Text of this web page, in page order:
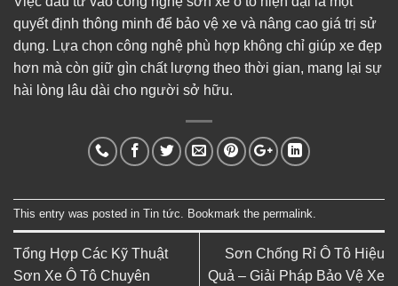
quyết định thông minh để bảo vệ xe và nâng cao giá trị sử
dụng. Lựa chọn công nghệ phù hợp không chỉ giúp xe đẹp
hơn mà còn giữ gìn chất lượng theo thời gian, mang lại sự
hài lòng lâu dài cho người sở hữu.
This entry was posted in Tin tức. Bookmark the permalink.
Tổng Hợp Các Kỹ Thuật
Sơn Xe Ô Tô Chuyên
Sơn Chống Rỉ Ô Tô Hiệu
Quả – Giải Pháp Bảo Vệ Xe